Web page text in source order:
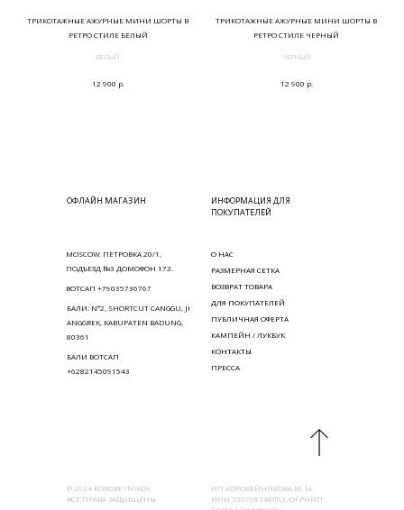
ТРИКОТАЖНЫЕ АЖУРНЫЕ МИНИ ШОРТЫ В
РЕТРО СТИЛЕ БЕЛЫЙ
БЕЛЫЙ
12 900 р.
ТРИКОТАЖНЫЕ АЖУРНЫЕ МИНИ ШОРТЫ В
РЕТРО СТИЛЕ ЧЕРНЫЙ
ЧЕРНЫЙ
12 900 р.
КОНТАКТЫ
ПРЕССА
ВОЗВРАТ ТОВАРА
ДЛЯ ПОКУПАТЕЛЕЙ
О НАС
© 2024 KOROBEYNIKOV
ВСЕ ПРАВА ЗАЩИЩЕНЫ
ИП КОРОБЕЙНИКОВА М. М.
ИНН 550768348003, ОГРНИП
РАЗМЕРНАЯ СЕТКА
ОФЛАЙН МАГАЗИН
ИНФОРМАЦИЯ ДЛЯ
ПОКУПАТЕЛЕЙ
ПУБЛИЧНАЯ ОФЕРТА
КАМПЕЙН / ЛУКБУК
БАЛИ: N°2, SHORTCUT CANGGU, JI
ANGGREK, KABUPATEN BADUNG,
80361
MOSCOW: ПЕТРОВКА 20/1,
ПОДЪЕЗД №3 ДОМОФОН 173.
БАЛИ ВОТСАП
+6282145091543
ВОТСАП +79035736767